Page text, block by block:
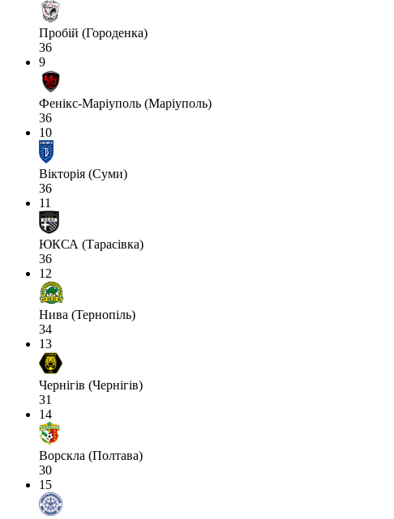
Пробій (Городенка)
36
9
Фенікс-Маріуполь (Маріуполь)
36
10
Вікторія (Суми)
36
11
ЮКСА (Тарасівка)
36
12
Нива (Тернопіль)
34
13
Чернігів (Чернігів)
31
14
Ворскла (Полтава)
30
15